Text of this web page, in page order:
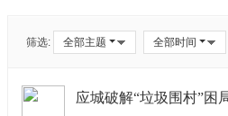
筛选: 全部主题 全部时间
应城破解“垃圾围村”困